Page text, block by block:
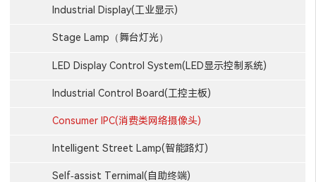
Industrial Display(工业显示)
Stage Lamp（舞台灯光）
LED Display Control System(LED显示控制系统)
Industrial Control Board(工控主板)
Consumer IPC(消费类网络摄像头)
Intelligent Street Lamp(智能路灯)
Self-assist Ternimal(自助终端)